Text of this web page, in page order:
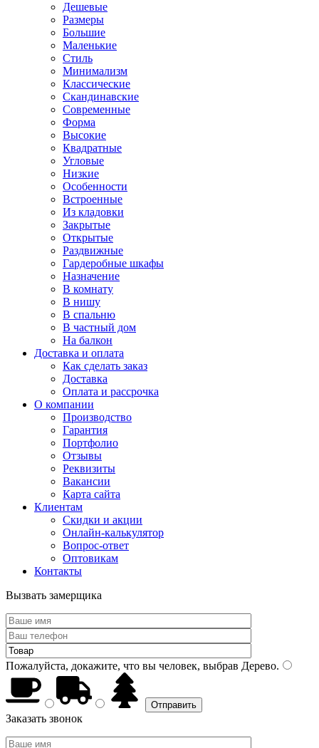
Дешевые
Размеры
Большие
Маленькие
Стиль
Минимализм
Классические
Скандинавские
Современные
Форма
Высокие
Квадратные
Угловые
Низкие
Особенности
Встроенные
Из кладовки
Закрытые
Открытые
Раздвижные
Гардеробные шкафы
Назначение
В комнату
В нишу
В спальню
В частный дом
На балкон
Доставка и оплата
Как сделать заказ
Доставка
Оплата и рассрочка
О компании
Производство
Гарантия
Портфолио
Отзывы
Реквизиты
Вакансии
Карта сайта
Клиентам
Скидки и акции
Онлайн-калькулятор
Вопрос-ответ
Оптовикам
Контакты
Вызвать замерщика
Пожалуйста, докажите, что вы человек, выбрав Дерево.
Заказать звонок